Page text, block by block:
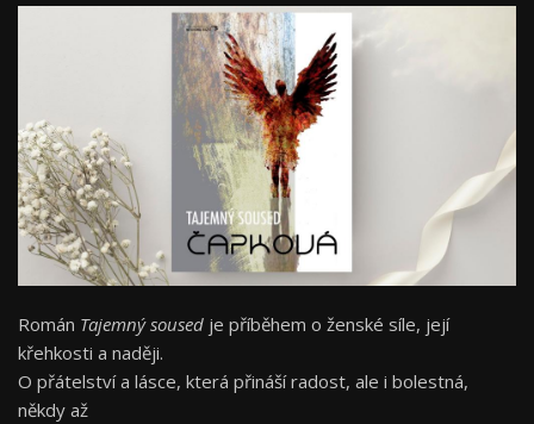
Román Tajemný soused je příběhem o ženské síle, její
křehkosti a naději.
O přátelství a lásce, která přináší radost, ale i bolestná,
někdy až